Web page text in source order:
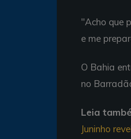
"Acho que
e me
O Bahia
no
Leia
Juninho